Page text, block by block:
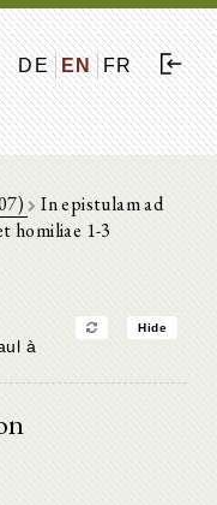
DE EN FR
In epistulam ad
homiliae 1-3
Hide
à